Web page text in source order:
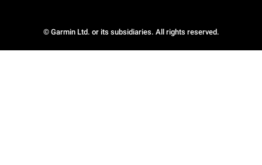
© Garmin Ltd. or its subsidiaries. All rights reserved.